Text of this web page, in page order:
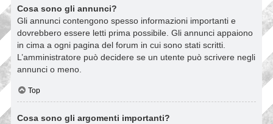
Cosa sono gli annunci?
Gli annunci contengono spesso informazioni importanti e
dovrebbero essere letti prima possibile. Gli annunci appaiono
in cima a ogni pagina del forum in cui sono stati scritti.
L’amministratore può decidere se un utente può scrivere negli
annunci o meno.
Top
Cosa sono gli argomenti importanti?